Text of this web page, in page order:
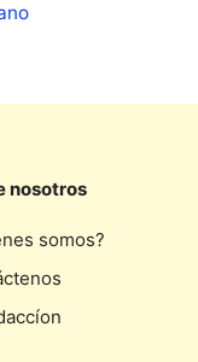
nosotros
somos?